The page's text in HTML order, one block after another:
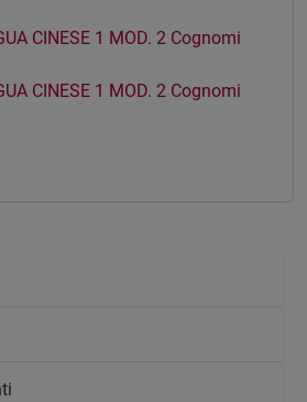
CINESE 1 MOD. 2 Cognomi
CINESE 1 MOD. 2 Cognomi